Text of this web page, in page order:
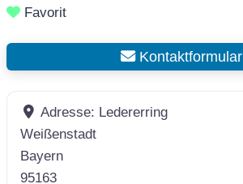
Favorit
Kontaktformular
Adresse: Ledererring
Weißenstadt
Bayern
95163